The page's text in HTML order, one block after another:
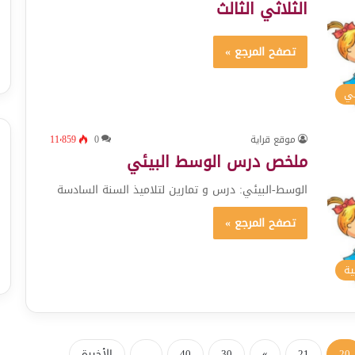
الثلاثي الثالث
تصفح المرجع »
موقع قراية 0 11٬859
ملخص درس الوسط البيئي
الوسط-البيئي: درس و تمارين لتلاميذ السنة السادسة
تصفح المرجع »